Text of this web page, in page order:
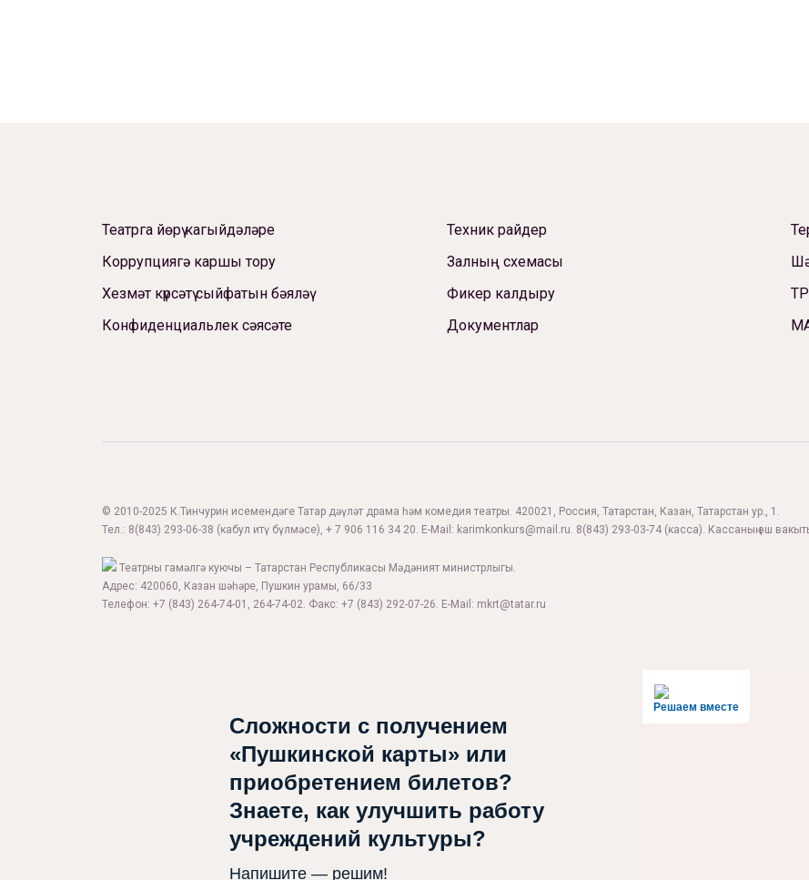
Театрга йөрү кагыйдәләре
Коррупциягә каршы тору
Хезмәт күрсәтү сыйфатын бәяләү
Конфиденциальлек сәясәте
Техник райдер
Залның схемасы
Фикер калдыру
Документлар
© 2010-2025 К.Тинчурин исемендәге Татар дәүләт драма һәм комедия театры. 420021, Россия, Татарстан, Казан, Татарстан ур., 1.
Тел.: 8(843) 293-06-38 (кабул итү бүлмәсе), + 7 906 116 34 20. E-Mail: karimkonkurs@mail.ru. 8(843) 293-03-74 (касса). Кассаның эш
Театрны гамәлгә куючы – Татарстан Республикасы Мәдәният министрлыгы.
Адрес: 420060, Казан шәһәре, Пушкин урамы, 66/33
Телефон: +7 (843) 264-74-01, 264-74-02. Факс: +7 (843) 292-07-26. E-Mail: mkrt@tatar.ru
Решаем вместе
Сложности с получением
«Пушкинской карты» или
приобретением билетов?
Знаете, как улучшить работу
учреждений культуры?
Напишите — решим!